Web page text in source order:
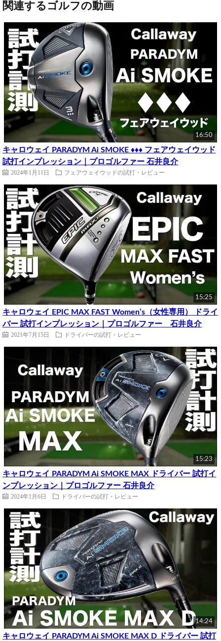
関連するゴルフの動画
16:50
キャロウェイ PARADYM Ai SMOKE ♦♦♦ フェアウェイウッド
試打インプレッション｜プロゴルファー 石井良介
2024年1月11日 フェアウェイウッドの試打・レビュー
15:25
キャロウェイ EPIC MAX FAST Women’s（女性専用） ドライ
バー 試打インプレッション｜プロゴルファー 石井良介
2021年7月15日 ドライバーの試打・レビュー
15:23
キャロウェイ PARADYM Ai SMOKE MAX ドライバー 試打イ
ンプレッション｜プロゴルファー 石井良介
2024年1月6日 ドライバーの試打・レビュー
14:24
キャロウェイ PARADYM Ai SMOKE MAX D ドライバー 試打